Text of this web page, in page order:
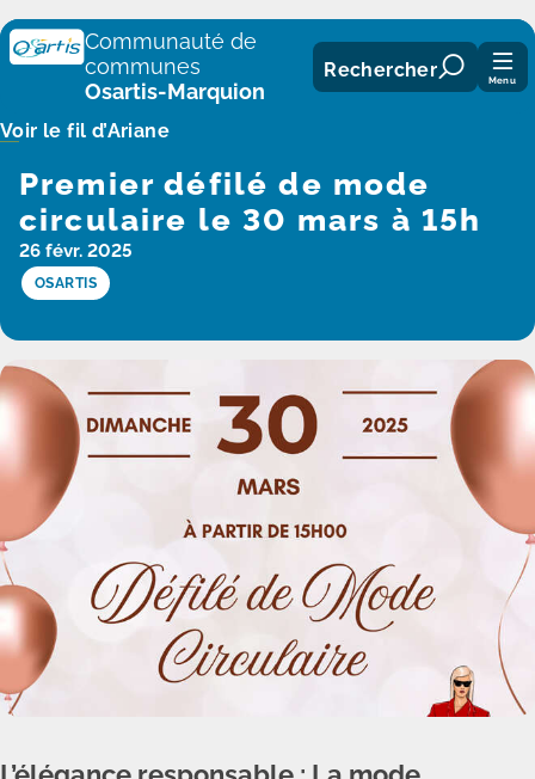
Panneau de gestion des cookies
Communauté de
communes
Osartis-Marquion
Rechercher Menu
Voir le fil d’Ariane
Premier défilé de mode
circulaire le 30 mars à 15h
26 févr. 2025
OSARTIS